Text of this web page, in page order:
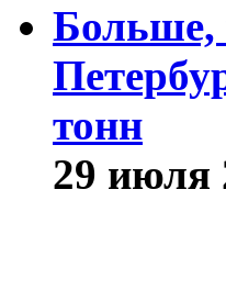
Больше,
тонн
29 июля